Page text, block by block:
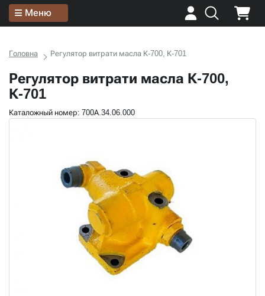
Меню
Головна Регулятор витрати масла К-700, К-701
Регулятор витрати масла К-700,
К-701
Каталожный номер: 700А.34.06.000